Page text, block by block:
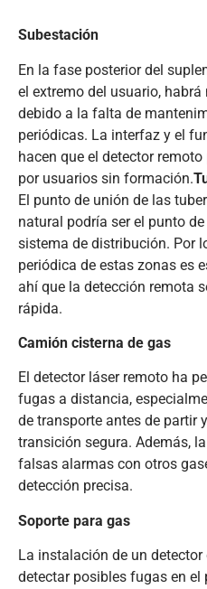
Subestación
En la fase posterior del
el extremo del usuario,
debido a la falta de
periódicas. La interfaz y el
hacen que el detector
por usuarios sin formación.
El punto de unión de las
natural podría ser el punto
sistema de distribución. Por
periódica de estas zonas es
ahí que la detección remota
rápida.
Camión cisterna de gas
El detector láser remoto ha
fugas a distancia,
de transporte antes de partir
transición segura. Además,
falsas alarmas con otros
detección precisa.
Soporte para gas
La instalación de un
detectar posibles fugas en el